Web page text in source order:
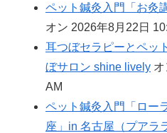
ペット鍼灸入門「お灸
オン 2026年8月22日
耳つぼセラピーとペッ
ぼサロン shine lively
AM
ペット鍼灸入門「ロー
座」in 名古屋（プアラ